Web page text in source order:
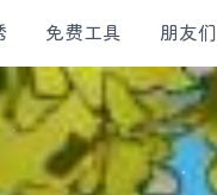
免费工具 朋友们